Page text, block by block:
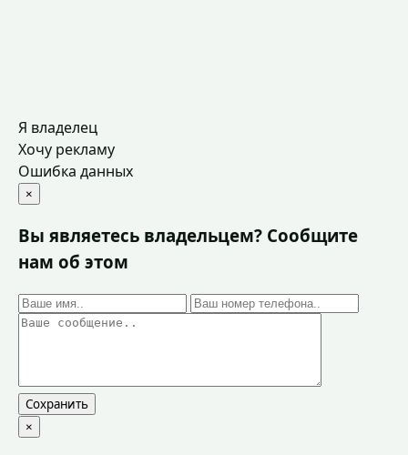
Я владелец
Хочу рекламу
Ошибка данных
×
Вы являетесь владельцем? Сообщите
нам об этом
Сохранить
×